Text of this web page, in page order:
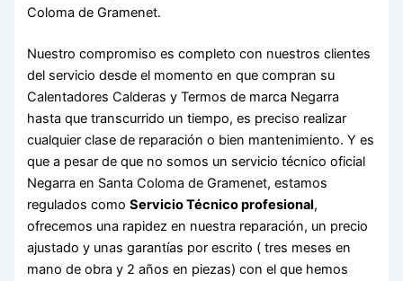
Coloma de Gramenet.
Nuestro compromiso es completo con nuestros clientes
del servicio desde el momento en que compran su
Calentadores Calderas y Termos de marca Negarra
hasta que transcurrido un tiempo, es preciso realizar
cualquier clase de reparación o bien mantenimiento. Y es
que a pesar de que no somos un servicio técnico oficial
Negarra en Santa Coloma de Gramenet, estamos
regulados comoServicio Técnico profesional,
ofrecemos una rapidez en nuestra reparación, un precio
ajustado y unas garantías por escrito ( tres meses en
mano de obra y 2 años en piezas) con el que hemos